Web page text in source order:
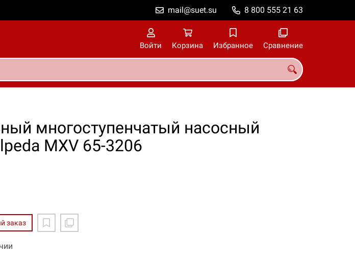
8 800 555 21 63
mail@suet.su
Войти Корзина Избранное Сравнение
многоступенчатый насосный
MXV 65-3206
заказ